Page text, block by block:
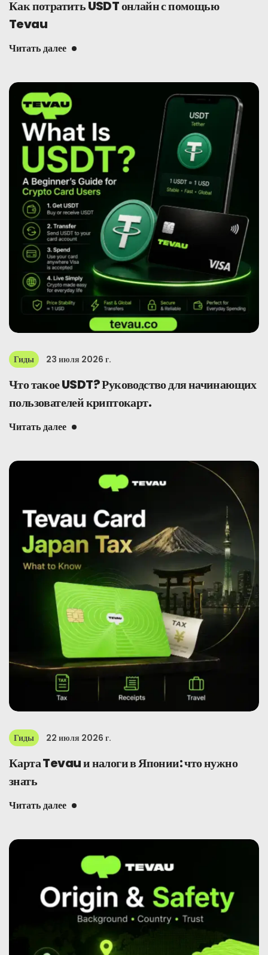
Как потратить USDT онлайн с помощью
Tevau
Читать далее
Гиды 23 июля 2026 г.
Что такое USDT? Руководство для начинающих
пользователей криптокарт.
Читать далее
Гиды 22 июля 2026 г.
Карта Tevau и налоги в Японии: что нужно
знать
Читать далее